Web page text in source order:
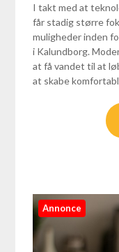
I takt med at
får stadig større
muligheder inden
i Kalundborg.
at få vandet til at
at skabe
Annonce